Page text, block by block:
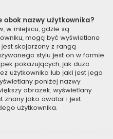
obok nazwy użytkownika?
w miejscu, gdzie są
mogą być wyświetlane
skojarzony z rangą
stylu jest on w formie
pokazujących, jak dużo
użytkownika lub jaki jest jego
poniżej nazwy
obrazek, wyświetlany
znany jako awatar i jest
użytkownika.